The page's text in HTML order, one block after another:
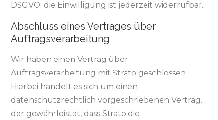
DSGVO; die Einwilligung ist jederzeit widerrufbar.
Abschluss eines Vertrages über
Auftragsverarbeitung
Wir haben einen Vertrag über
Auftragsverarbeitung mit Strato geschlossen.
Hierbei handelt es sich um einen
datenschutzrechtlich vorgeschriebenen Vertrag,
der gewährleistet, dass Strato die